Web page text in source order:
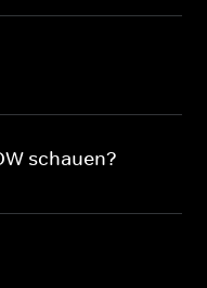
schauen?